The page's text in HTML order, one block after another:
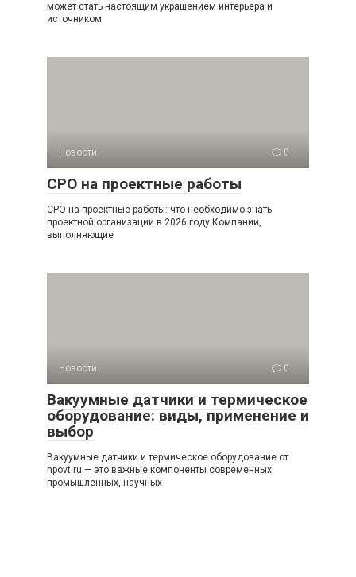
может стать настоящим украшением интерьера и
источником
Новости 0
СРО на проектные работы
СРО на проектные работы: что необходимо знать
проектной организации в 2026 году Компании,
выполняющие
Новости 0
Вакуумные датчики и термическое
оборудование: виды, применение и
выбор
Вакуумные датчики и термическое оборудование от
npovt.ru — это важные компоненты современных
промышленных, научных